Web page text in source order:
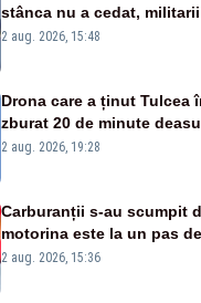
stânca nu a cedat,
detonările luni – VIDEO
2 aug. 2026, 15:48
Drona care a ținut Tulcea
zburat 20 de minute
României. Au fost ridicate
2 aug. 2026, 19:28
Carburanții s-au scumpit
motorina este la un pas
2 aug. 2026, 15:36